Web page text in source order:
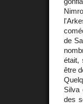
de
était,
être
Silva
des